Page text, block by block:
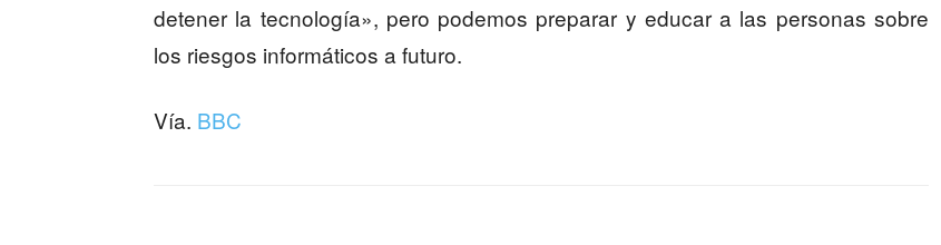
detener la tecnología», pero podemos preparar y educar a las personas sobre
los riesgos informáticos a futuro.
Vía. BBC